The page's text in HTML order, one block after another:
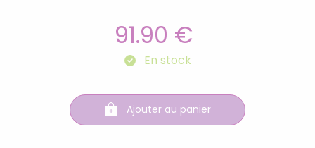
91.90 €
En stock
Ajouter au panier